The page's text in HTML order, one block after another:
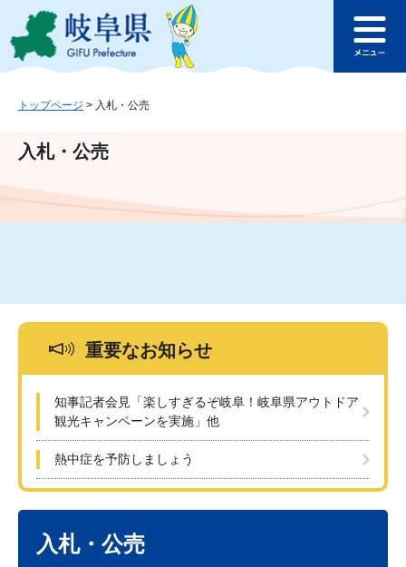
ジ
ュ
文
このページの本文へ
ュ
トップページ > 入札・公売
入札・公売
重要なお知らせ
知事記者会見「楽しすぎるぞ岐阜！岐阜県アウトドア
観光キャンペーンを実施」他
熱中症を予防しましょう
入札・公売